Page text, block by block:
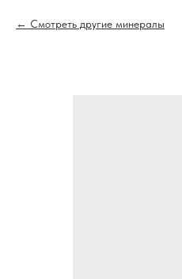
Смотреть другие минералы